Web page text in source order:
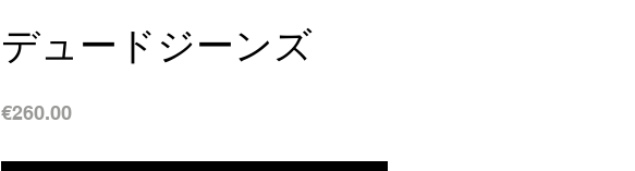
デュードジーンズ
€260.00価